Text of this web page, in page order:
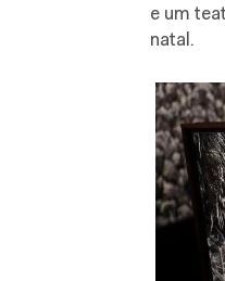
e um
natal.